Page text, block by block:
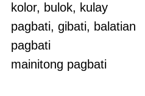
kolor, bulok, kulay
pagbati, gibati, balatian
pagbati
mainitong pagbati